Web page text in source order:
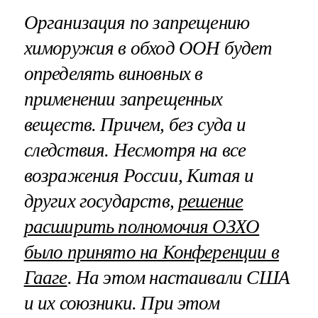
Организация по запрещению
химоружия в обход ООН будет
определять виновных в
применении запрещенных
веществ. Причем, без суда и
следствия. Несмотря на все
возражения России, Китая и
других государств, решение
расширить полномочия ОЗХО
было принято на Конференции в
Гааге. На этом настаивали США
и их союзники. При этом